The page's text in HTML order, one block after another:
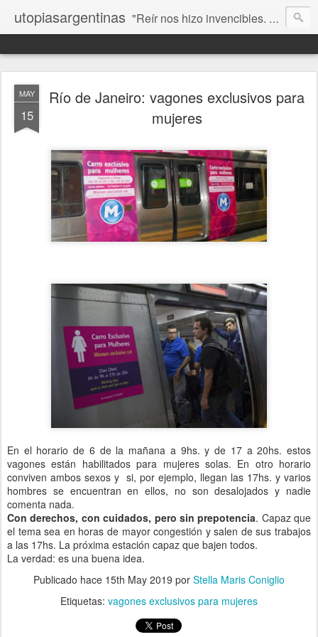
utopiasargentinas "Reír nos hizo invencibles. No como los que siempre ganan, sino como aquellos que no se rinden”. Frida Kahlo
MAY
15
Río de Janeiro: vagones exclusivos para
mujeres
En el horario de 6 de la mañana a 9hs. y de 17 a 20hs. estos
vagones están habilitados para mujeres solas. En otro horario
conviven ambos sexos y si, por ejemplo, llegan las 17hs. y varios
hombres se encuentran en ellos, no son desalojados y nadie
comenta nada.
Con derechos, con cuidados, pero sin prepotencia. Capaz que
el tema sea en horas de mayor congestión y salen de sus trabajos
a las 17hs. La próxima estación capaz que bajen todos.
La verdad: es una buena idea.
Publicado hace 15th May 2019 por Stella Maris Coniglio
Etiquetas: vagones exclusivos para mujeres